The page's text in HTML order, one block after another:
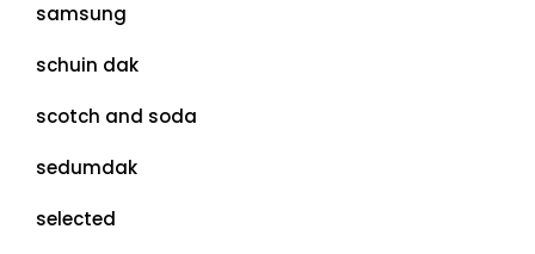
samsung
schuin dak
scotch and soda
sedumdak
selected